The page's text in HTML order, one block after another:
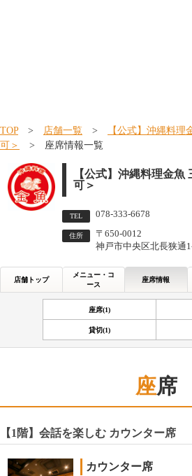
TOP> 店舗一覧 >
【公式】沖縄料理
可＞
> 座席情報一覧
【公式】沖縄料理金
可＞
TEL 078-333-6678
住所
〒650-0012
神戸市中央区北長狭通
店舗トップ
メニュー・コ
ース
座席情報
座席(1)
貸切(1)
座席
【1階】会話を楽しむ カウンター席
カウンター席